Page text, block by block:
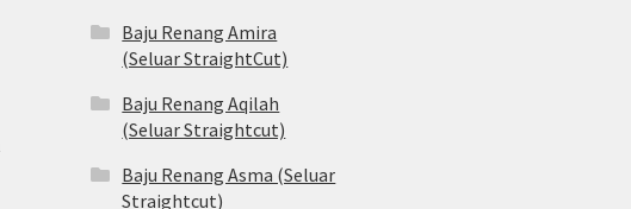
Baju Renang Amira
(Seluar StraightCut)
Baju Renang Aqilah
(Seluar Straightcut)
Baju Renang Asma (Seluar
Straightcut)